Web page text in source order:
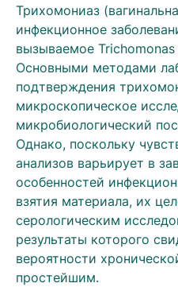
Трихомониаз
инфекционное
вызываемое
Основными методами
подтверждения
микроскопическое
микробиологический
Однако, поскольку
анализов варьирует в
особенностей
взятия материала, их
серологическим
результаты которого
вероятности
простейшим.